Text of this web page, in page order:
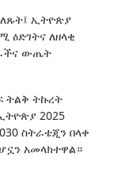
ኢትዮጵያ
ዕድገትና ለዘላቂ
ውጤት
ትልቅ ትኩረት
2025
ስትራቴጂን በላቀ
አመላክተዋል።